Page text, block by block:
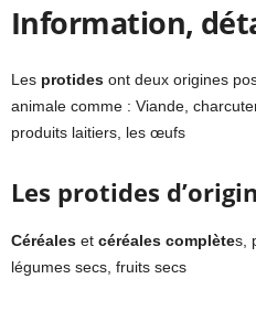
Information,
Les protides ont deux origines
animale comme : Viande,
produits laitiers, les œufs
Les protides
Céréales et céréales complètes,
légumes secs, fruits secs